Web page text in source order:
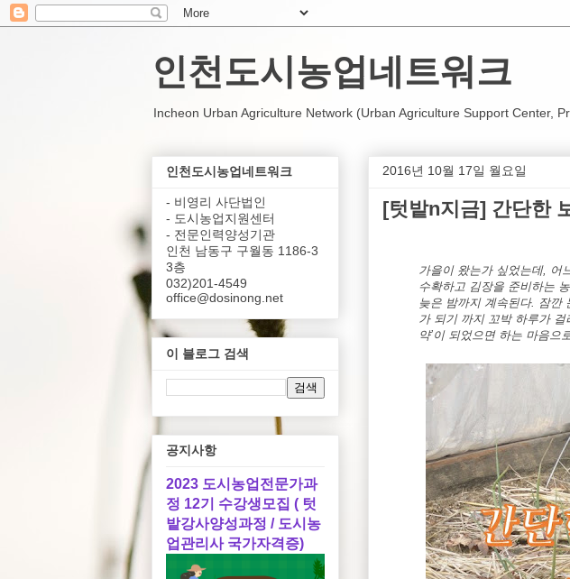
인천도시농업네트워크
Incheon Urban Agriculture Network (Urban Agriculture Support Center,
2016년 10월 17일 월요일
[텃밭n지금] 간단한
가을이 왔는가 싶었는데, 어
수확하고 김장을 준비하는
늦은 밤까지 계속된다. 잠깐
가 되기 까지 꼬박 하루가 걸
약’이 되었으면 하는 마음으
인천도시농업네트워크
- 비영리 사단법인
- 도시농업지원센터
- 전문인력양성기관
인천 남동구 구월동 1186-3
3층
032)201-4549
office@dosinong.net
이 블로그 검색
공지사항
2023 도시농업전문가과
정 12기 수강생모집 ( 텃
밭강사양성과정 / 도시농
업관리사 국가자격증)